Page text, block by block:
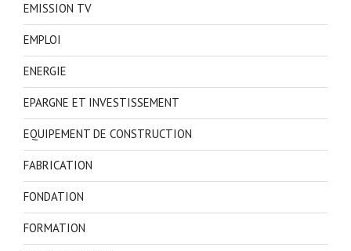
EMISSION TV
EMPLOI
ENERGIE
EPARGNE ET INVESTISSEMENT
EQUIPEMENT DE CONSTRUCTION
FABRICATION
FONDATION
FORMATION